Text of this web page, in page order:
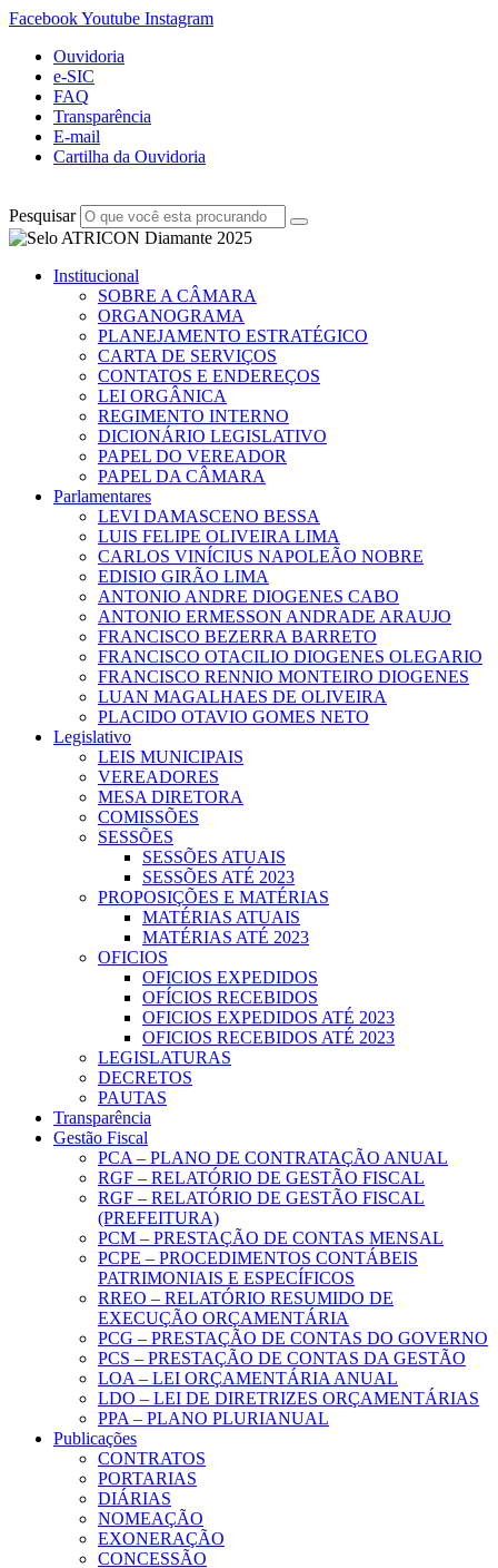
FacebookYoutube Instagram
Ouvidoria
e-SIC
FAQ
Transparência
E-mail
Cartilha da Ouvidoria
Pesquisar
Institucional
SOBRE A CÂMARA
ORGANOGRAMA
PLANEJAMENTO ESTRATÉGICO
CARTA DE SERVIÇOS
CONTATOS E ENDEREÇOS
LEI ORGÂNICA
REGIMENTO INTERNO
DICIONÁRIO LEGISLATIVO
PAPEL DO VEREADOR
PAPEL DA CÂMARA
Parlamentares
LEVI DAMASCENO BESSA
LUIS FELIPE OLIVEIRA LIMA
CARLOS VINÍCIUS NAPOLEÃO NOBRE
EDISIO GIRÃO LIMA
ANTONIO ANDRE DIOGENES CABO
ANTONIO ERMESSON ANDRADE ARAUJO
FRANCISCO BEZERRA BARRETO
FRANCISCO OTACILIO DIOGENES OLEGARIO
FRANCISCO RENNIO MONTEIRO DIOGENES
LUAN MAGALHAES DE OLIVEIRA
PLACIDO OTAVIO GOMES NETO
Legislativo
LEIS MUNICIPAIS
VEREADORES
MESA DIRETORA
COMISSÕES
SESSÕES
SESSÕES ATUAIS
SESSÕES ATÉ 2023
PROPOSIÇÕES E MATÉRIAS
MATÉRIAS ATUAIS
MATÉRIAS ATÉ 2023
OFICIOS
OFICIOS EXPEDIDOS
OFÍCIOS RECEBIDOS
OFICIOS EXPEDIDOS ATÉ 2023
OFICIOS RECEBIDOS ATÉ 2023
LEGISLATURAS
DECRETOS
PAUTAS
Transparência
Gestão Fiscal
PCA – PLANO DE CONTRATAÇÃO ANUAL
RGF – RELATÓRIO DE GESTÃO FISCAL
RGF – RELATÓRIO DE GESTÃO FISCAL
(PREFEITURA)
PCM – PRESTAÇÃO DE CONTAS MENSAL
PCPE – PROCEDIMENTOS CONTÁBEIS
PATRIMONIAIS E ESPECÍFICOS
RREO – RELATÓRIO RESUMIDO DE
EXECUÇÃO ORÇAMENTÁRIA
PCG – PRESTAÇÃO DE CONTAS DO GOVERNO
PCS – PRESTAÇÃO DE CONTAS DA GESTÃO
LOA – LEI ORÇAMENTÁRIA ANUAL
LDO – LEI DE DIRETRIZES ORÇAMENTÁRIAS
PPA – PLANO PLURIANUAL
Publicações
CONTRATOS
PORTARIAS
DIÁRIAS
NOMEAÇÃO
EXONERAÇÃO
CONCESSÃO